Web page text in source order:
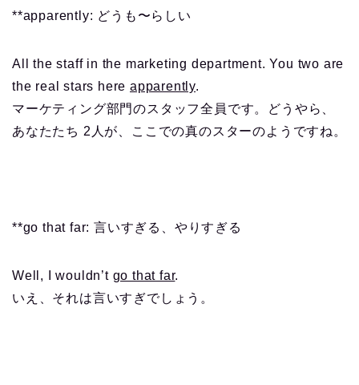
**apparently: どうも〜らしい
All the staff in the marketing department. You two are
the real stars hereapparently.
マーケティング部門のスタッフ全員です。どうやら、
あなたたち 2人が、ここでの真のスターのようですね。
**go that far: 言いすぎる、やりすぎる
Well, I wouldn’t go that far.
いえ、それは言いすぎでしょう。